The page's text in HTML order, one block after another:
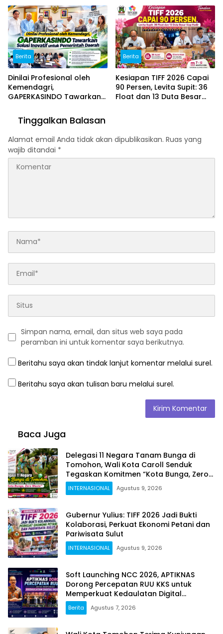
Digital Indonesia
dan Jajaki Sister City
Berita
Dinilai Profesional oleh
Kemendagri,
GAPERKASINDO Tawarkan
Pemerintah Daerah
Berita
Kesiapan TIFF 2026 Capai
90 Persen, Levita Supit: 36
Float dan 13 Duta Besar
Tinggalkan Balasan
Alamat email Anda tidak akan dipublikasikan. Ruas yang
wajib ditandai *
Simpan nama, email, dan situs web saya pada
peramban ini untuk komentar saya berikutnya.
Beritahu saya akan tindak lanjut komentar melalui surel.
Beritahu saya akan tulisan baru melalui surel.
Baca Juga
Delegasi 11 Negara Tanam Bunga di
Tomohon, Wali Kota Caroll Senduk
Tegaskan Komitmen “Kota Bunga, Zero
Waste”
INTERNASIONAL Agustus 9, 2026
Gubernur Yulius: TIFF 2026 Jadi Bukti
Kolaborasi, Perkuat Ekonomi Petani dan
Pariwisata Sulut
INTERNASIONAL Agustus 9, 2026
Soft Launching NCC 2026, APTIKNAS
Dorong Percepatan RUU KKS untuk
Memperkuat Kedaulatan Digital
Indonesia
Berita Agustus 7, 2026